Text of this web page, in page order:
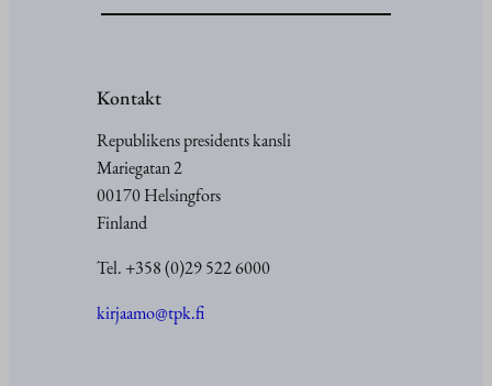
Kontakt
Republikens presidents kansli
Mariegatan 2
00170 Helsingfors
Finland
Tel. +358 (0)29 522 6000
kirjaamo@tpk.fi